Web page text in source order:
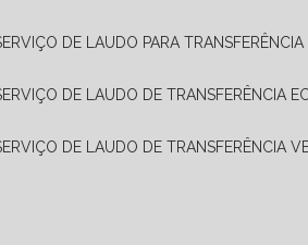
SERVIÇO DE LAUDO PARA
SERVIÇO DE LAUDO DE TRANSFERÊNCIA
SERVIÇO DE LAUDO DE TRANSFERÊNCIA